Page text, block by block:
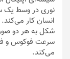
نوری در وسط یک
انسان کار می‌کند.
شکل به هر دو
سرعت فوکوس و
می‌کند.